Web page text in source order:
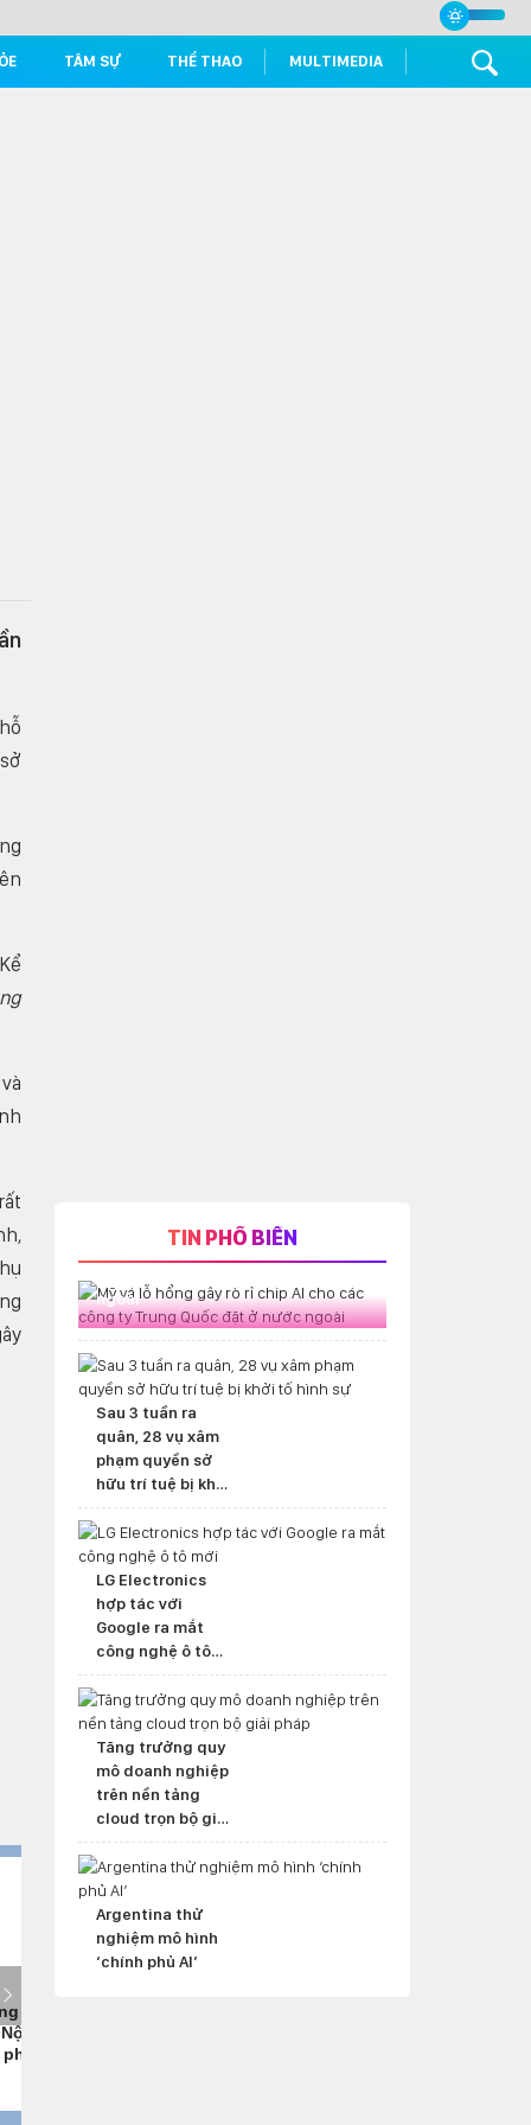
TÂM SỰ THỂ THAO MULTIMEDIA
TIN PHỔ BIẾN
Mỹ vá lỗ hổng gây rò rỉ chip AI cho
ngoài
Sau 3 tuần ra
quân, 28 vụ xâm
phạm quyền sở
hữu trí tuệ bị khởi
tố hình sự
LG Electronics
hợp tác với
Google ra mắt
công nghệ ô tô
mới
Tăng trưởng quy
mô doanh nghiệp
trên nền tảng
cloud trọn bộ giải
pháp
Argentina thử
nghiệm mô hình
‘chính phủ AI’